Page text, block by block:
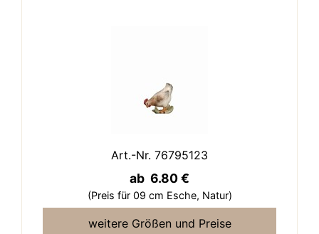
Art.-Nr. 76795123
ab 6.80 €
(Preis für 09 cm Esche, Natur)
weitere Größen und Preise